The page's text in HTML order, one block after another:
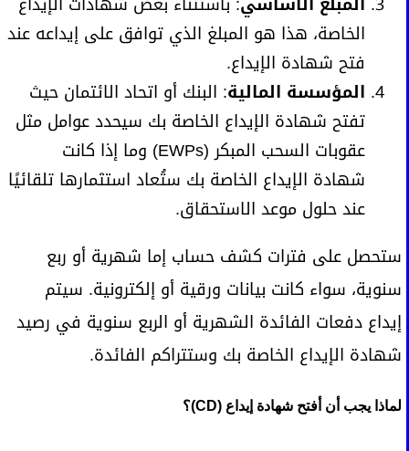
الخاصة، هذا هو المبلغ الذي توافق على إيداعه عند
فتح شهادة الإيداع.
المؤسسة المالية: البنك أو اتحاد الائتمان حيث
تفتح شهادة الإيداع الخاصة بك سيحدد عوامل مثل
عقوبات السحب المبكر (EWPs) وما إذا كانت
شهادة الإيداع الخاصة بك ستُعاد استثمارها تلقائيًا
عند حلول موعد الاستحقاق.
ستحصل على فترات كشف حساب إما شهرية أو ربع
سنوية، سواء كانت بيانات ورقية أو إلكترونية. سيتم
إيداع دفعات الفائدة الشهرية أو الربع سنوية في رصيد
شهادة الإيداع الخاصة بك وستتراكم الفائدة.
لماذا يجب أن أفتح شهادة إيداع (CD)؟